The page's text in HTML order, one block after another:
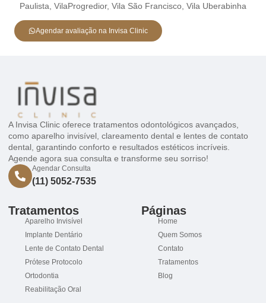
Paulista, VilaProgredior, Vila São Francisco, Vila Uberabinha
Agendar avaliação na Invisa Clinic
A Invisa Clinic oferece tratamentos odontológicos avançados,
como aparelho invisível, clareamento dental e lentes de contato
dental, garantindo conforto e resultados estéticos incríveis.
Agende agora sua consulta e transforme seu sorriso!
Agendar Consulta
(11) 5052-7535
Tratamentos
Aparelho Invisível
Implante Dentário
Lente de Contato Dental
Prótese Protocolo
Ortodontia
Reabilitação Oral
Páginas
Home
Quem Somos
Contato
Tratamentos
Blog